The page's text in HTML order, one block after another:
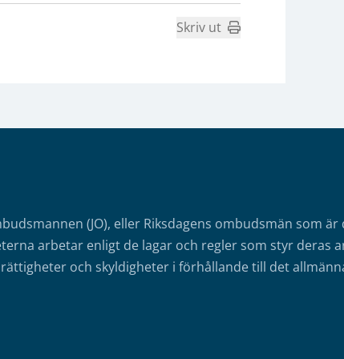
Skriv ut
(JO), eller Riksdagens ombudsmän som
arbetar enligt de lagar och regler som styr deras
och skyldigheter i förhållande till det